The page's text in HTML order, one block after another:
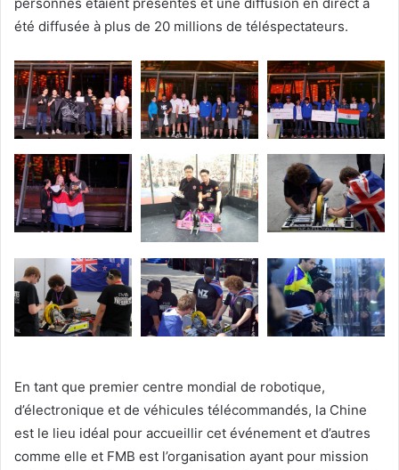
été diffusée à plus de 20 millions de téléspectateurs.
En tant que premier centre mondial de robotique,
d’électronique et de véhicules télécommandés, la Chine
est le lieu idéal pour accueillir cet événement et d’autres
comme elle et FMB est l’organisation ayant pour mission